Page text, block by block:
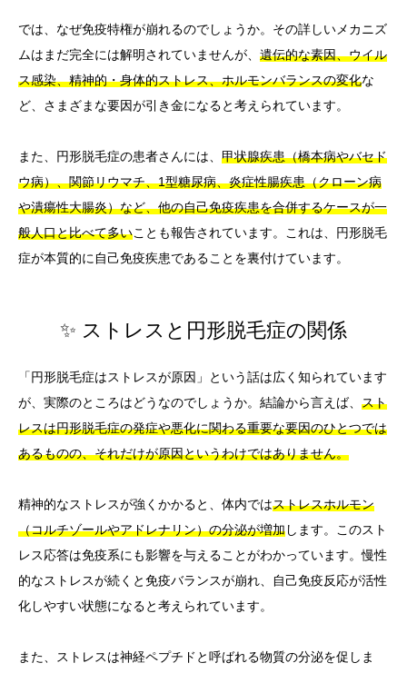
では、なぜ免疫特権が崩れるのでしょうか。その詳しいメカニズ
ムはまだ完全には解明されていませんが、 遺伝的な素因、ウイル
ス感染、精神的・身体的ストレス、ホルモンバランスの変化な
ど、さまざまな要因が引き金になると考えられています。
また、円形脱毛症の患者さんには、 甲状腺疾患（橋本病やバセド
ウ病）、関節リウマチ、1型糖尿病、炎症性腸疾患（クローン病
や潰瘍性大腸炎）など、他の自己免疫疾患を合併するケースが一
般人口と比べて多いことも報告されています。これは、円形脱毛
症が本質的に自己免疫疾患であることを裏付けています。
✨ ストレスと円形脱毛症の関係
「円形脱毛症はストレスが原因」という話は広く知られています
が、実際のところはどうなのでしょうか。結論から言えば、 スト
レスは円形脱毛症の発症や悪化に関わる重要な要因のひとつでは
あるものの、それだけが原因というわけではありません。
精神的なストレスが強くかかると、体内ではストレスホルモン
（コルチゾールやアドレナリン）の分泌が増加します。このスト
レス応答は免疫系にも影響を与えることがわかっています。慢性
的なストレスが続くと免疫バランスが崩れ、自己免疫反応が活性
化しやすい状態になると考えられています。
また、ストレスは神経ペプチドと呼ばれる物質の分泌を促しま